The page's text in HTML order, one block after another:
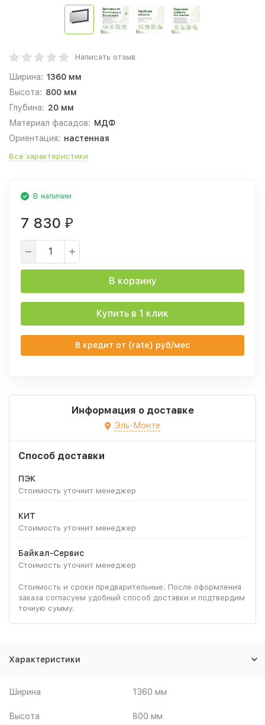
Написать отзыв
Ширина: 1360 мм
Высота: 800 мм
Глубина: 20 мм
Материал фасадов: МДФ
Ориентация: настенная
Все характеристики
В наличии
7 830 ₽
В корзину
Купить в 1 клик
В кредит от {rate} руб/мес
Информация о доставке
Эль-Монте
Способ доставки
ПЭК
Стоимость уточнит менеджер
КИТ
Стоимость уточнит менеджер
Байкал-Сервис
Стоимость уточнит менеджер
Стоимость и сроки предварительные. После оформления
заказа согласуем удобный способ доставки и подтвердим
точную сумму.
Характеристики
Ширина 1360 мм
Высота 800 мм